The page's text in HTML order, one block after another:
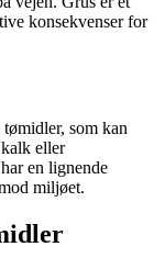
konsekvenser for
som kan
kalk eller
en lignende
miljøet.